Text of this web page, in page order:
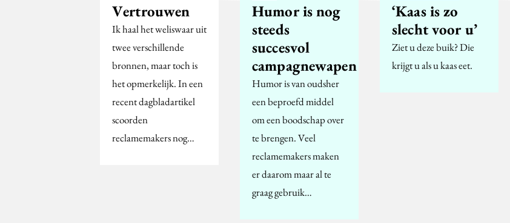
Vertrouwen
Ik haal het weliswaar uit
twee verschillende
bronnen, maar toch is
het opmerkelijk. In een
recent dagbladartikel
scoorden
reclamemakers nog…
Humor is nog
steeds
succesvol
campagnewapen
Humor is van oudsher
een beproefd middel
om een boodschap over
te brengen. Veel
reclamemakers maken
er daarom maar al te
graag gebruik…
‘Kaas is zo
slecht voor u’
Ziet u deze buik? Die
krijgt u als u kaas eet.